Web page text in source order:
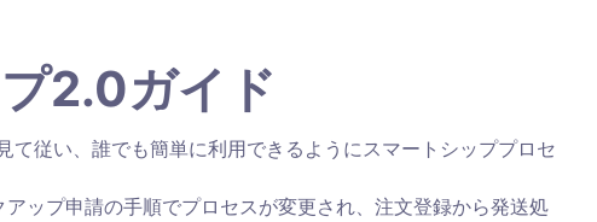
2.0ガイド
て従い、誰でも簡単に利用できるようにスマートシッププロセ
ップ申請の手順でプロセスが変更され、注文登録から発送処